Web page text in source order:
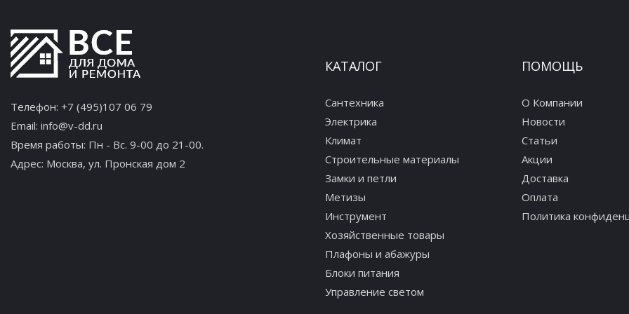
Телефон: +7 (495)107 06 79
Email: info@v-dd.ru
Время работы: Пн - Вс. 9-00 до 21-00.
Адрес: Москва, ул. Пронская дом 2
КАТАЛОГ
Сантехника
Электрика
Климат
Строительные материалы
Замки и петли
Метизы
Инструмент
Хозяйственные товары
Плафоны и абажуры
Блоки питания
Управление светом
ПОМОЩЬ
О Компании
Новости
Статьи
Акции
Доставка
Оплата
Политика